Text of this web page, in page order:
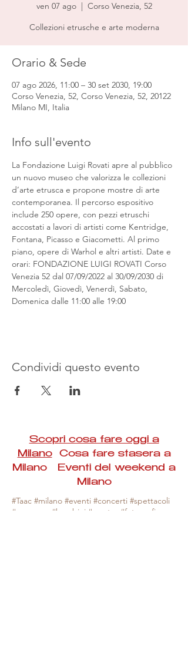
ven 07 ago
  |
Corso Venezia, 52
Collezioni etrusche e arte moderna
Orario & Sede
07 ago 2026, 11:00 – 30 set 2030, 19:00
Corso Venezia, 52, Corso Venezia, 52, 20122
Milano MI, Italia
Info sull'evento
La Fondazione Luigi Rovati apre al pubblico
un nuovo museo che valorizza le collezioni
d’arte etrusca e propone mostre di arte
contemporanea. Il percorso espositivo
include 250 opere, con pezzi etruschi
accostati a lavori di artisti come Kentridge,
Fontana, Picasso e Giacometti. Al primo
piano, opere di Warhol e altri artisti. Date e
orari: FONDAZIONE LUIGI ROVATI Corso
Venezia 52 dal 07/09/2022 al 30/09/2030 di
Mercoledì, Giovedì, Venerdì, Sabato,
Domenica dalle 11:00 alle 19:00
Condividi questo evento
Scopri cosa fare oggi a
MilanoCosa fare stasera a
Milano Eventi del weekend a
Milano
#Taac #milano #eventi #concerti #spettacoli
#rassegne #bambini #mostre #fotografia